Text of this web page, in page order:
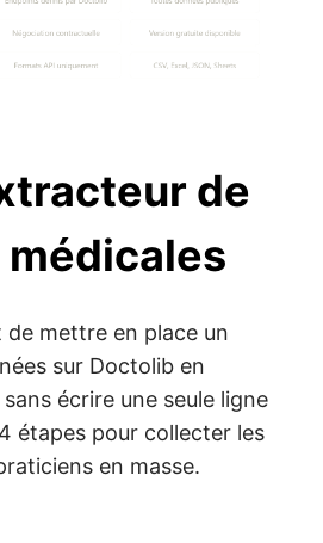
de
mettre en place un
sur Doctolib en
écrire une seule ligne
étapes pour collecter les
en masse.